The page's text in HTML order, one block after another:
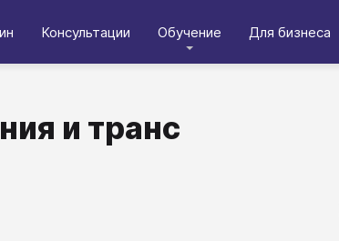
Консультации Обучение Для бизнеса
и транс